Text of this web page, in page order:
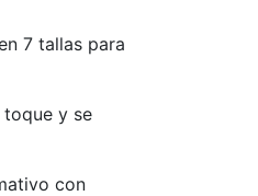
7 tallas para
y se
con